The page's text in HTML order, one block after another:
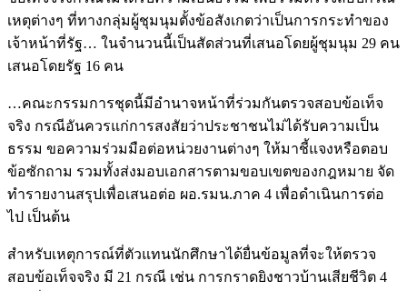
เหตุต่างๆ ที่ทางกลุ่มผู้ชุมนุมตั้งข้อสังเกตว่าเป็นการกระทำของ
เจ้าหน้าที่รัฐ… ในจำนวนนี้เป็นสัดส่วนที่เสนอโดยผู้ชุมนุม 29 คน
เสนอโดยรัฐ 16 คน
…คณะกรรมการชุดนี้มีอำนาจหน้าที่ร่วมกันตรวจสอบข้อเท็จ
จริง กรณีอันควรแก่การสงสัยว่าประชาชนไม่ได้รับความเป็น
ธรรม ขอความร่วมมือต่อหน่วยงานต่างๆ ให้มาชี้แจงหรือตอบ
ข้อซักถาม รวมทั้งส่งมอบเอกสารตามขอบเขตของกฎหมาย จัด
ทำรายงานสรุปเพื่อเสนอต่อ ผอ.รมน.ภาค 4 เพื่อดำเนินการต่อ
ไป เป็นต้น
สำหรับเหตุการณ์ที่ตัวแทนนักศึกษาได้ยื่นข้อมูลที่จะให้ตรวจ
สอบข้อเท็จจริง มี 21 กรณี เช่น การกราดยิงชาวบ้านเสียชีวิต 4